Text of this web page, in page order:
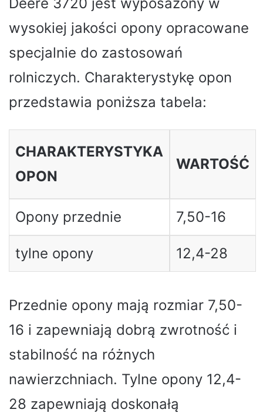
wysokiej jakości opony opracowane
specjalnie do zastosowań
rolniczych. Charakterystykę opon
przedstawia poniższa tabela:
CHARAKTERYSTYKA
OPON
WARTOŚĆ
Opony przednie 7,50-16
tylne opony 12,4-28
Przednie opony mają rozmiar 7,50-
16 i zapewniają dobrą zwrotność i
stabilność na różnych
nawierzchniach. Tylne opony 12,4-
28 zapewniają doskonałą